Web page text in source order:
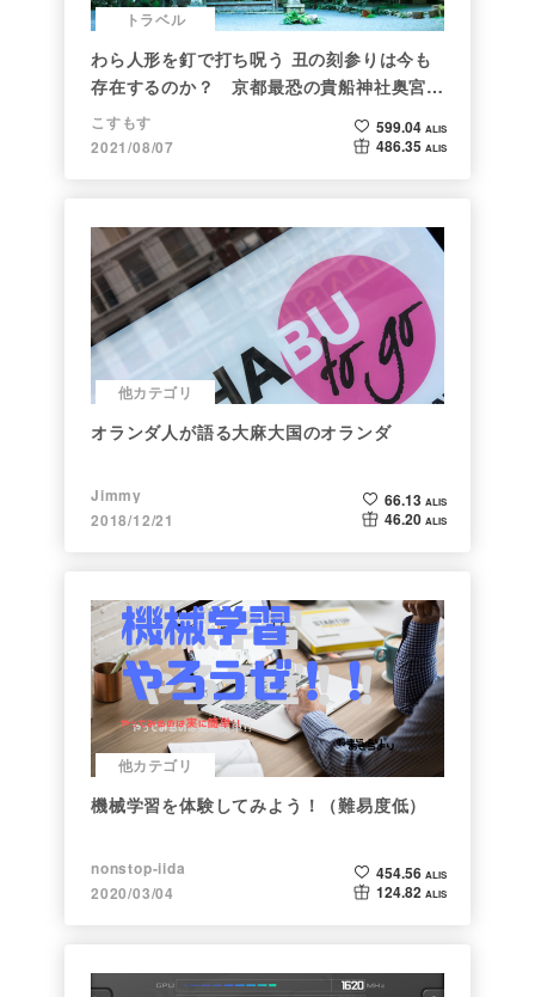
トラベル
わら人形を釘で打ち呪う 丑の刻参りは今も
存在するのか？ 京都最恐の貴船神社奥宮を
調べた
こすもす
2021/08/07
599.04 ALIS
486.35 ALIS
他カテゴリ
オランダ人が語る大麻大国のオランダ
Jimmy
2018/12/21
66.13 ALIS
46.20 ALIS
他カテゴリ
機械学習を体験してみよう！（難易度低）
nonstop-iida
2020/03/04
454.56 ALIS
124.82 ALIS